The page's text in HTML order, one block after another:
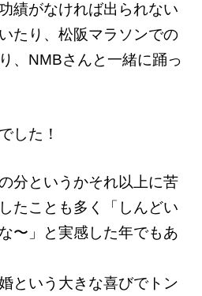
績がなければ出られない
たり、松阪マラソンでの
、NMBさんと一緒に踊っ
した！
分というかそれ以上に苦
たことも多く「しんどい
〜」と実感した年でもあ
という大きな喜びでトン